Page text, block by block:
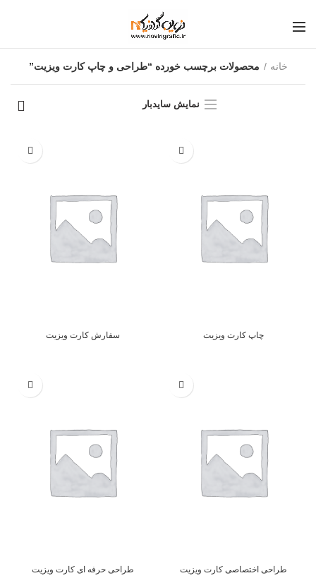
خانه محصولات برچسب خورده “طراحی و چاپ کارت ویزیت”
نمایش سایدبار
چاپ کارت ویزیت سفارش کارت ویزیت
طراحی اختصاصی کارت ویزیت طراحی حرفه ای کارت ویزیت